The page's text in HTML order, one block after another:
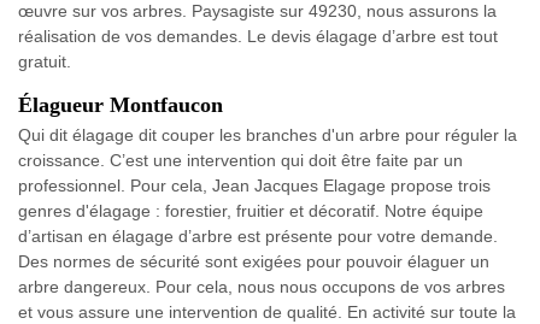
œuvre sur vos arbres. Paysagiste sur 49230, nous assurons la
réalisation de vos demandes. Le devis élagage d’arbre est tout
gratuit.
Élagueur Montfaucon
Qui dit élagage dit couper les branches d'un arbre pour réguler la
croissance. C’est une intervention qui doit être faite par un
professionnel. Pour cela, Jean Jacques Elagage propose trois
genres d'élagage : forestier, fruitier et décoratif. Notre équipe
d’artisan en élagage d’arbre est présente pour votre demande.
Des normes de sécurité sont exigées pour pouvoir élaguer un
arbre dangereux. Pour cela, nous nous occupons de vos arbres
et vous assure une intervention de qualité. En activité sur toute la